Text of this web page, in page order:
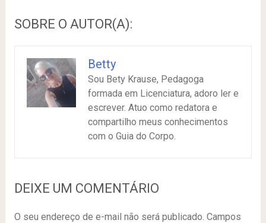
SOBRE O AUTOR(A):
Betty
Sou Bety Krause, Pedagoga
formada em Licenciatura, adoro ler e
escrever. Atuo como redatora e
compartilho meus conhecimentos
com o Guia do Corpo.
DEIXE UM COMENTÁRIO
O seu endereço de e-mail não será publicado. Campos